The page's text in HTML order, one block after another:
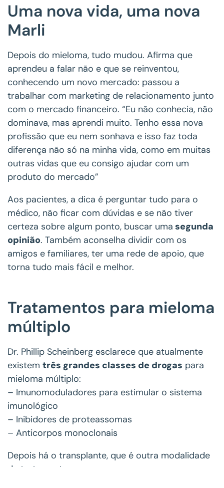
Uma nova vida, uma nova
Marli
Depois do mieloma, tudo mudou. Afirma que
aprendeu a falar não e que se reinventou,
conhecendo um novo mercado: passou a
trabalhar com marketing de relacionamento junto
com o mercado financeiro. “Eu não conhecia, não
dominava, mas aprendi muito. Tenho essa nova
profissão que eu nem sonhava e isso faz toda
diferença não só na minha vida, como em muitas
outras vidas que eu consigo ajudar com um
produto do mercado”
Aos pacientes, a dica é perguntar tudo para o
médico, não ficar com dúvidas e se não tiver
certeza sobre algum ponto, buscar uma segunda
opinião. Também aconselha dividir com os
amigos e familiares, ter uma rede de apoio, que
torna tudo mais fácil e melhor.
Tratamentos para mieloma
múltiplo
Dr. Phillip Scheinberg esclarece que atualmente
existem três grandes classes de drogas para
mieloma múltiplo:
– Imunomoduladores para estimular o sistema
imunológico
– Inibidores de proteassomas
– Anticorpos monoclonais
Depois há o transplante, que é outra modalidade
de tratamento.